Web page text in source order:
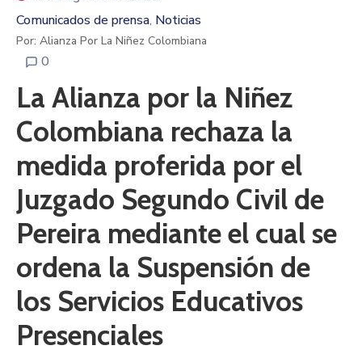
Comunicados de prensa‚ Noticias
Por: Alianza Por La Niñez Colombiana
0
La Alianza por la Niñez
Colombiana rechaza la
medida proferida por el
Juzgado Segundo Civil de
Pereira mediante el cual se
ordena la Suspensión de
los Servicios Educativos
Presenciales